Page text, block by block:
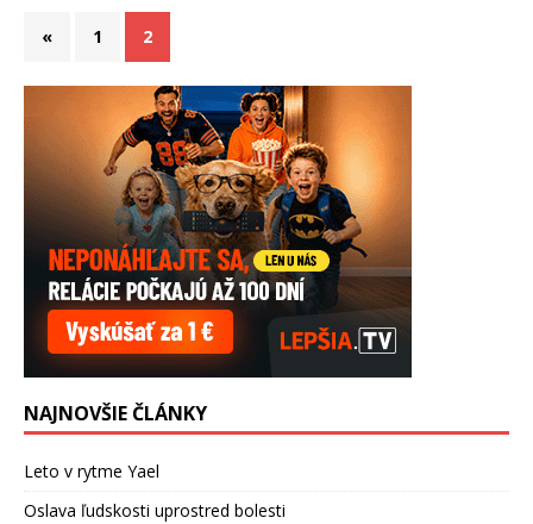
« 1 2
NAJNOVŠIE ČLÁNKY
Leto v rytme Yael
Oslava ľudskosti uprostred bolesti